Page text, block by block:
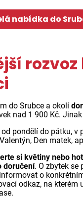
nabídka do
do Srubce a okolí
nad 1 900 Kč.
pondělí do pátku, v
Den matek,
si květiny nebo
doručení. O zbytek se
o
odkaz, na kterém